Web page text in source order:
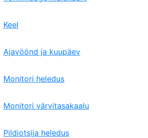
Keel
Ajavöönd ja kuupäev
Monitori heledus
Monitori värvitasakaalu
Pildiotsija heledus